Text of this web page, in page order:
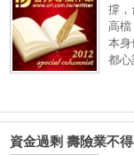
撐，
高檔
本身
都心
資金過剩 壽險業不